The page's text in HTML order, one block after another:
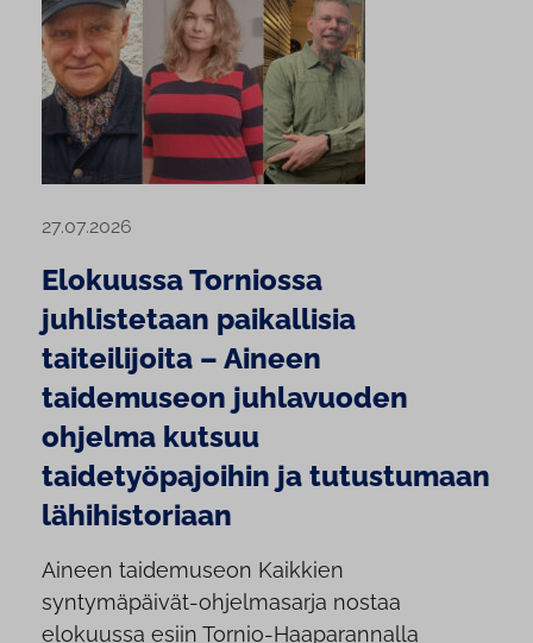
27.07.2026
Elokuussa Torniossa
juhlistetaan paikallisia
taiteilijoita – Aineen
taidemuseon juhlavuoden
ohjelma kutsuu
taidetyöpajoihin ja tutustumaan
lähihistoriaan
Aineen taidemuseon Kaikkien
syntymäpäivät-ohjelmasarja nostaa
elokuussa esiin Tornio-Haaparannalla